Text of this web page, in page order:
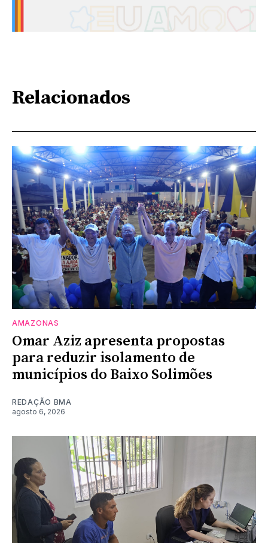
Relacionados
AMAZONAS
Omar Aziz apresenta propostas
para reduzir isolamento de
municípios do Baixo Solimões
REDAÇÃO BMA
agosto 6, 2026